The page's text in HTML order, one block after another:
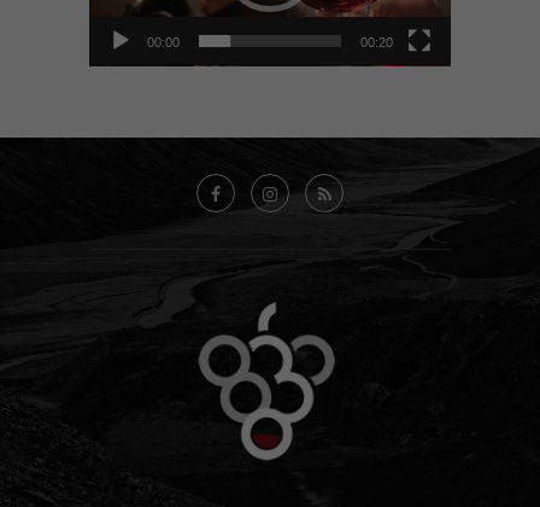
00:00 00:20